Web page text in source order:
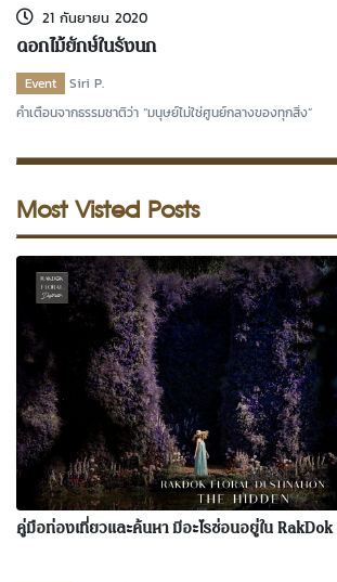
Twitter
Channel Youtube
21 กันยายน 2020
ดอกไม้ยักษ์ในรังนก
Event
Siri P.
คำเตือนจากธรรมชาติว่า “มนุษย์ไม่ใช่ศูนย์กลางของทุกสิ่ง
Most Visted Posts
คู่มือท่องเที่ยวและค้นหา มีอะไรซ่อนอยู่ใน RakDok